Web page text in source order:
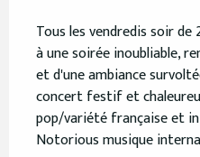
Tous les vendredis soir de
à une soirée inoubliable,
et d'une ambiance
concert festif et
pop/variété française et
Notorious musique